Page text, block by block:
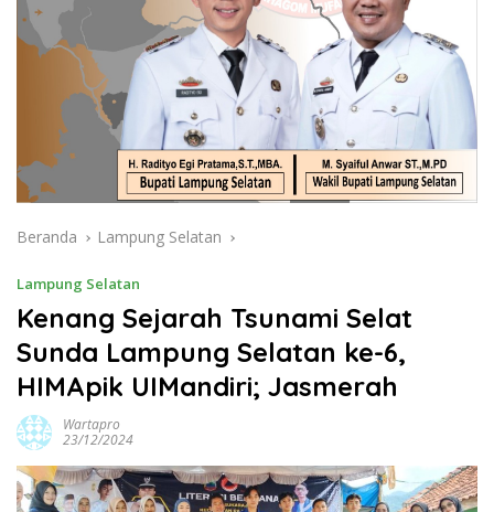
Beranda Lampung Selatan
Lampung Selatan
Kenang Sejarah Tsunami Selat
Sunda Lampung Selatan ke-6,
HIMApik UIMandiri; Jasmerah
Wartapro
23/12/2024